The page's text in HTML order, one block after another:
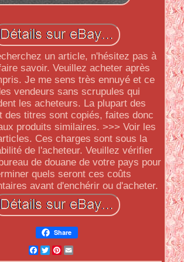
un article, n'hésitez pas à
savoir. Veuillez acheter après
Je me sens très ennuyé et ce
vendeurs sans scrupules qui
les acheteurs. La plupart des
des titres sont copiés, faites donc
produits similaires. >>> Voir les
Ces charges sont sous la
de l'acheteur. Veuillez vérifier
de douane de votre pays pour
quels seront ces coûts
avant d'enchérir ou d'acheter.
Share
Facebook
Twitter
Pinterest
Email